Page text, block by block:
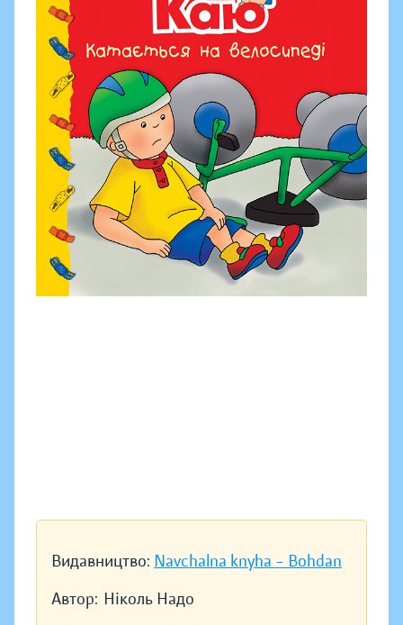
Видавництво: Navchalna knyha – Bohdan
Автор: Ніколь Надо